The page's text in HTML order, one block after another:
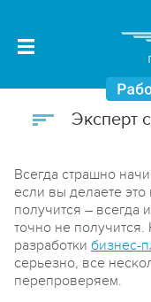
Эксперт
Всегда страшно
если вы делаете
получится – всегда
точно не
разработки бизнес-
серьезно, все
перепроверяем.